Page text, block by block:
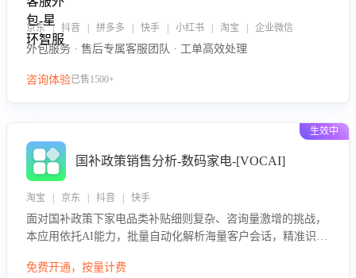
京东 | 抖音 | 拼多多 | 快手 | 小红书 | 淘宝 | 企业微信
外包服务 · 售后专属客服团队 · 工单高效处理
咨询体验已售1500+
生效中
国补政策销售分析-数码家电-[VOCAI]
淘宝 | 京东 | 抖音 | 快手
面对国补政策下家电品类补贴细则复杂、咨询量激增的挑战，
本应用依托AI能力，批量自动化解析海量客户会话，精准识别
向，深度洞察决策动因。同时全面评估客服团队政策解读准确
免费开通，按量计费